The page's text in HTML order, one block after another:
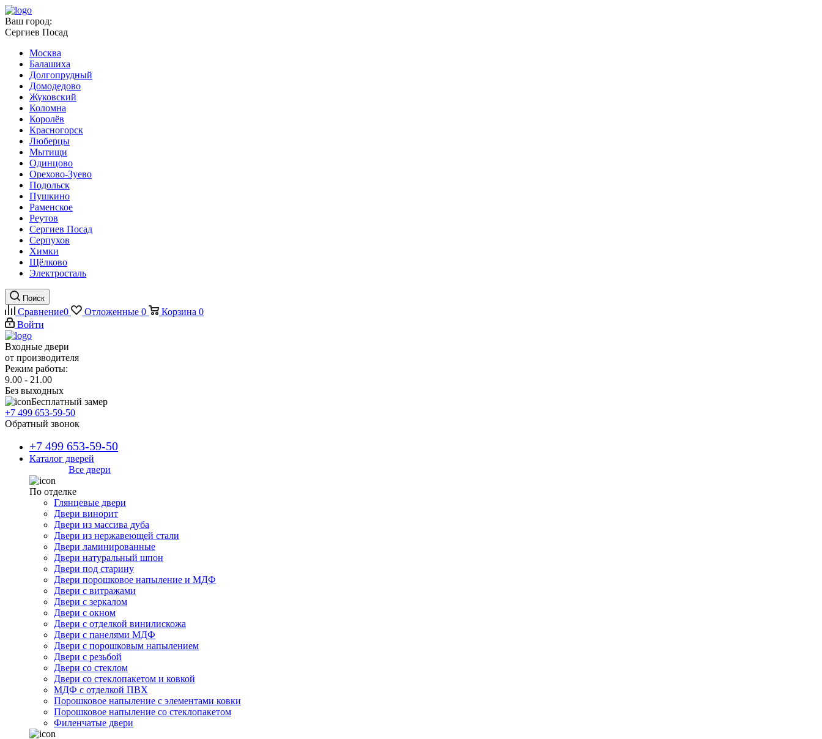
Ваш город:
Сергиев Посад
Москва
Балашиха
Долгопрудный
Домодедово
Жуковский
Коломна
Королёв
Красногорск
Люберцы
Мытищи
Одинцово
Орехово-Зуево
Подольск
Пушкино
Раменское
Реутов
Сергиев Посад
Серпухов
Химки
Щёлково
Электросталь
Поиск
Сравнение0 Отложенные 0 Корзина 0
Войти
Входные двери
от производителя
Режим работы:
9.00 - 21.00
Без выходных
Бесплатный замер
+7 499 653-59-50
Обратный звонок
+7 499 653-59-50
Каталог дверей
Все двери
По отделке
Глянцевые двери
Двери винорит
Двери из массива дуба
Двери из нержавеющей стали
Двери ламинированные
Двери натуральный шпон
Двери под старину
Двери порошковое напыление и МДФ
Двери с витражами
Двери с зеркалом
Двери с окном
Двери с отделкой винилискожа
Двери с панелями МДФ
Двери с порошковым напылением
Двери с резьбой
Двери со стеклом
Двери со стеклопакетом и ковкой
МДФ с отделкой ПВХ
Порошковое напыление с элементами ковки
Порошковое напыление со стеклопакетом
Филенчатые двери